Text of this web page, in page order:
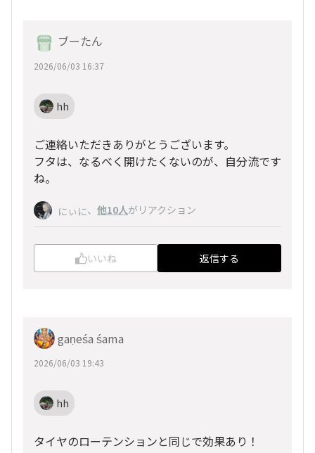
ブーたん
2026/06/03 16:37
hh
ご連絡いただきありがとうございます。
フタは、なるべく開けたくないのが、自分流です
ね。
にぃに、 他10人がリアクション
いいね 返信する
gaṇeśa śama
2026/06/03 19:43
hh
タイヤのローテンションと同じで効果あり！